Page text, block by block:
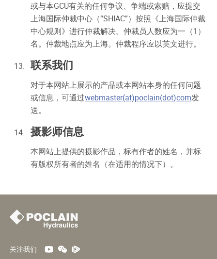
或与本GCU有关的任何争议、争端或索赔，应提交
上海国际仲裁中心（“SHIAC”）按照《上海国际仲裁
中心规则》进行仲裁解决。仲裁员人数应为一（1）
名。仲裁地点应为上海。仲裁程序应以英文进行。
联系我们
对于本网站上展示的产品或本网站本身的任何问题
或信息，可通过webmaster(at)poclain(dot)com发
送。
摄影师信息
本网站上提供的摄影作品，标有作者的姓名，并标
有版权所有者的姓名（在适用的情况下）。
关注我们